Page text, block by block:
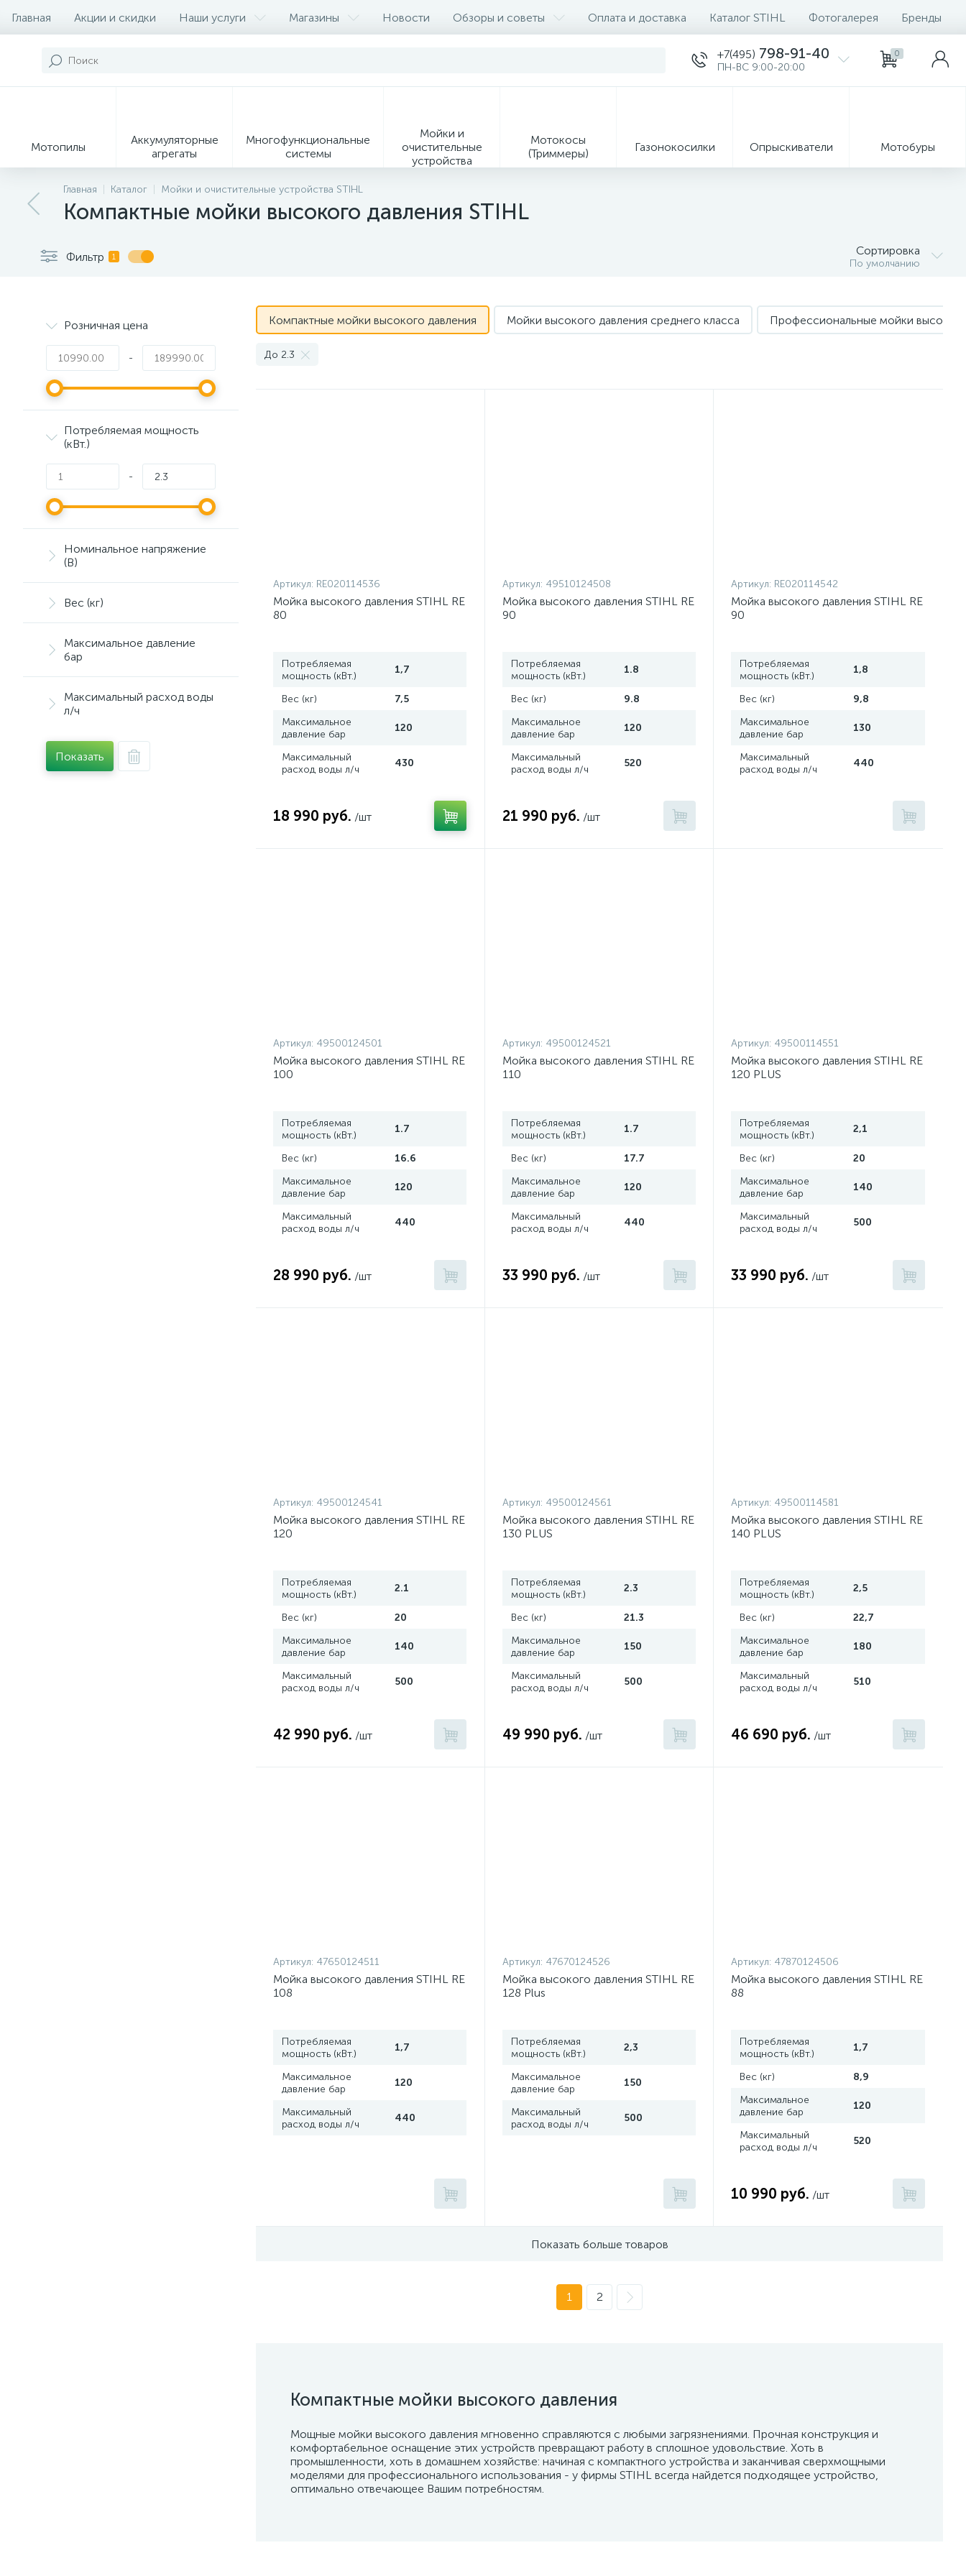
Главная Акции и скидки Наши услуги Магазины Новости Обзоры и советы Оплата и доставка Каталог STIHL Фотогалерея Бренды
Контакты +7(495) 798-91-40
ПН-ВС 9:00-20:00
0
Мотопилы
Аккумуляторные
агрегаты
Многофункциональные
системы
Мойки и
очистительные
устройства
Мотокосы
(Триммеры)
Газонокосилки Опрыскиватели Мотобуры
Садовые
Садовые
Сувенирная
Образивно-
Главная Каталог Мойки и очистительные устройства STIHL
Компактные мойки высокого давления STIHL
Фильтр 1 Сортировка
По умолчанию
Розничная цена
-
Потребляемая мощность
(кВт.)
-
Номинальное напряжение
(В)
Вес (кг)
Максимальное давление
бар
Максимальный расход воды
л/ч
Показать
Компактные мойки высокого давления Мойки высокого давления среднего класса Профессиональные мойки
До 2.3
Артикул: RE020114536
Мойка высокого давления STIHL RE
80
Потребляемая
мощность (кВт.)
1,7
Вес (кг)
7,5
Максимальное
давление бар
120
Максимальный
расход воды л/ч
430
18 990 руб. /шт
Артикул: 49510124508
Мойка высокого давления STIHL RE
90
Потребляемая
мощность (кВт.)
1.8
Вес (кг)
9.8
Максимальное
давление бар
120
Максимальный
расход воды л/ч
520
21 990 руб. /шт
Артикул: RE020114542
Мойка высокого давления STIHL RE
90
Потребляемая
мощность (кВт.)
1,8
Вес (кг)
9,8
Максимальное
давление бар
130
Максимальный
расход воды л/ч
440
Артикул: 49500124501
Мойка высокого давления STIHL RE
100
Потребляемая
мощность (кВт.)
1.7
Вес (кг)
16.6
Максимальное
давление бар
120
Максимальный
расход воды л/ч
440
28 990 руб. /шт
Артикул: 49500124521
Мойка высокого давления STIHL RE
110
Потребляемая
мощность (кВт.)
1.7
Вес (кг)
17.7
Максимальное
давление бар
120
Максимальный
расход воды л/ч
440
33 990 руб. /шт
Артикул: 49500114551
Мойка высокого давления STIHL RE
120 PLUS
Потребляемая
мощность (кВт.)
2,1
Вес (кг)
20
Максимальное
давление бар
140
Максимальный
расход воды л/ч
500
33 990 руб. /шт
Артикул: 49500124541
Мойка высокого давления STIHL RE
120
Потребляемая
мощность (кВт.)
2.1
Вес (кг)
20
Максимальное
давление бар
140
Максимальный
расход воды л/ч
500
42 990 руб. /шт
Артикул: 49500124561
Мойка высокого давления STIHL RE
130 PLUS
Потребляемая
мощность (кВт.)
2.3
Вес (кг)
21.3
Максимальное
давление бар
150
Максимальный
расход воды л/ч
500
49 990 руб. /шт
Артикул: 49500114581
Мойка высокого давления STIHL RE
140 PLUS
Потребляемая
мощность (кВт.)
2,5
Вес (кг)
22,7
Максимальное
давление бар
180
Максимальный
расход воды л/ч
510
46 690 руб. /шт
Артикул: 47650124511
Мойка высокого давления STIHL RE
108
Потребляемая
мощность (кВт.)
1,7
Максимальное
давление бар
120
Максимальный
расход воды л/ч
440
Артикул: 47670124526
Мойка высокого давления STIHL RE
128 Plus
Потребляемая
мощность (кВт.)
2,3
Максимальное
давление бар
150
Максимальный
расход воды л/ч
500
Артикул: 47870124506
Мойка высокого давления STIHL RE
88
Потребляемая
мощность (кВт.)
1,7
Вес (кг)
8,9
Максимальное
давление бар
120
Максимальный
расход воды л/ч
520
10 990 руб. /шт
Показать больше товаров
1 2
Компактные мойки высокого давления
Мощные мойки высокого давления мгновенно справляются с любыми загрязнениями. Прочная конструкция и
комфортабельное оснащение этих устройств превращают работу в сплошное удовольствие. Хоть в
промышленности, хоть в домашнем хозяйстве: начиная с компактного устройства и заканчивая сверхмощными
моделями для профессионального использования - у фирмы STIHL всегда найдется подходящее устройство,
оптимально отвечающее Вашим потребностям.